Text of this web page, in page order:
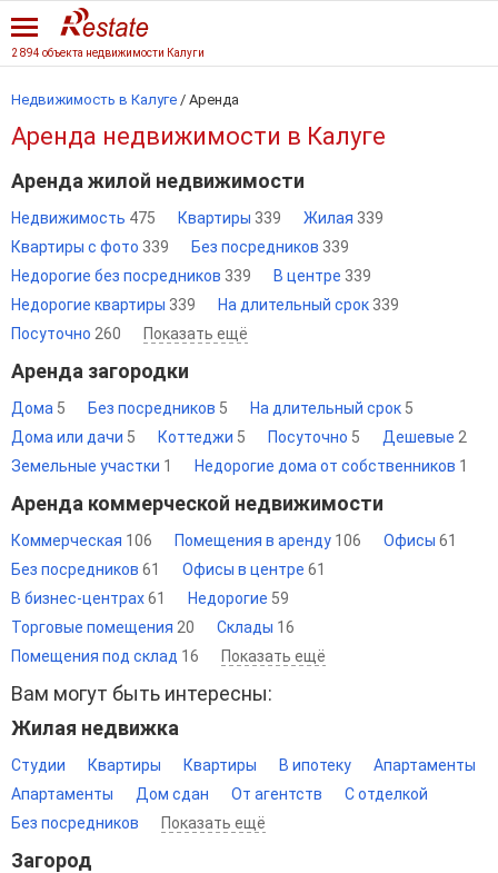
2 894 объекта недвижимости Калуги
Недвижимость в Калуге / Аренда
Аренда недвижимости в Калуге
Аренда жилой недвижимости
Недвижимость 475 Квартиры 339 Жилая 339
Квартиры с фото 339 Без посредников 339
Недорогие без посредников 339 В центре 339
Недорогие квартиры 339 На длительный срок 339
Посуточно 260 Показать ещё
Аренда загородки
Дома 5 Без посредников 5 На длительный срок 5
Дома или дачи 5 Коттеджи 5 Посуточно 5 Дешевые 2
Земельные участки 1 Недорогие дома от собственников 1
Аренда коммерческой недвижимости
Коммерческая 106 Помещения в аренду 106 Офисы 61
Без посредников 61 Офисы в центре 61
В бизнес-центрах61 Недорогие 59
Торговые помещения 20 Склады 16
Помещения под склад 16 Показать ещё
Вам могут быть интересны:
Жилая недвижка
Студии Квартиры Квартиры В ипотеку
Апартаменты
Апартаменты
Дом сдан От агентств
С отделкой
Без посредников
Показать ещё
Загород